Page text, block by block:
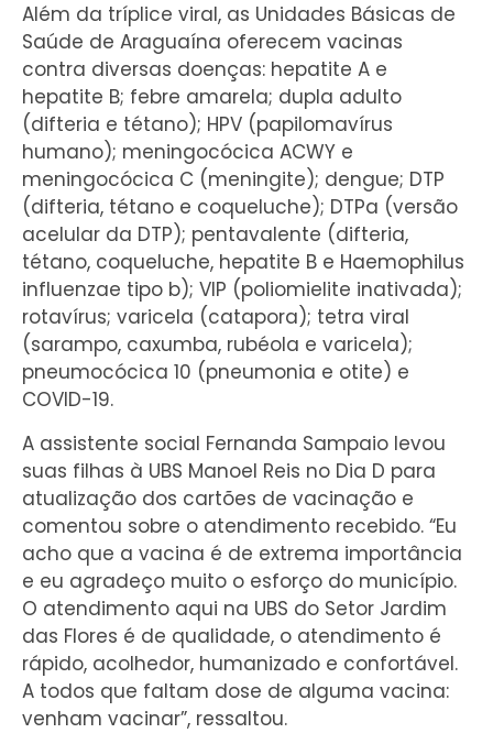
Além da tríplice viral, as Unidades Básicas de
Saúde de Araguaína oferecem vacinas
contra diversas doenças: hepatite A e
hepatite B; febre amarela; dupla adulto
(difteria e tétano); HPV (papilomavírus
humano); meningocócica ACWY e
meningocócica C (meningite); dengue; DTP
(difteria, tétano e coqueluche); DTPa (versão
acelular da DTP); pentavalente (difteria,
tétano, coqueluche, hepatite B e Haemophilus
influenzae tipo b); VIP (poliomielite inativada);
rotavírus; varicela (catapora); tetra viral
(sarampo, caxumba, rubéola e varicela);
pneumocócica 10 (pneumonia e otite) e
COVID-19.
A assistente social Fernanda Sampaio levou
suas filhas à UBS Manoel Reis no Dia D para
atualização dos cartões de vacinação e
comentou sobre o atendimento recebido. “Eu
acho que a vacina é de extrema importância
e eu agradeço muito o esforço do município.
O atendimento aqui na UBS do Setor Jardim
das Flores é de qualidade, o atendimento é
rápido, acolhedor, humanizado e confortável.
A todos que faltam dose de alguma vacina:
venham vacinar”, ressaltou.